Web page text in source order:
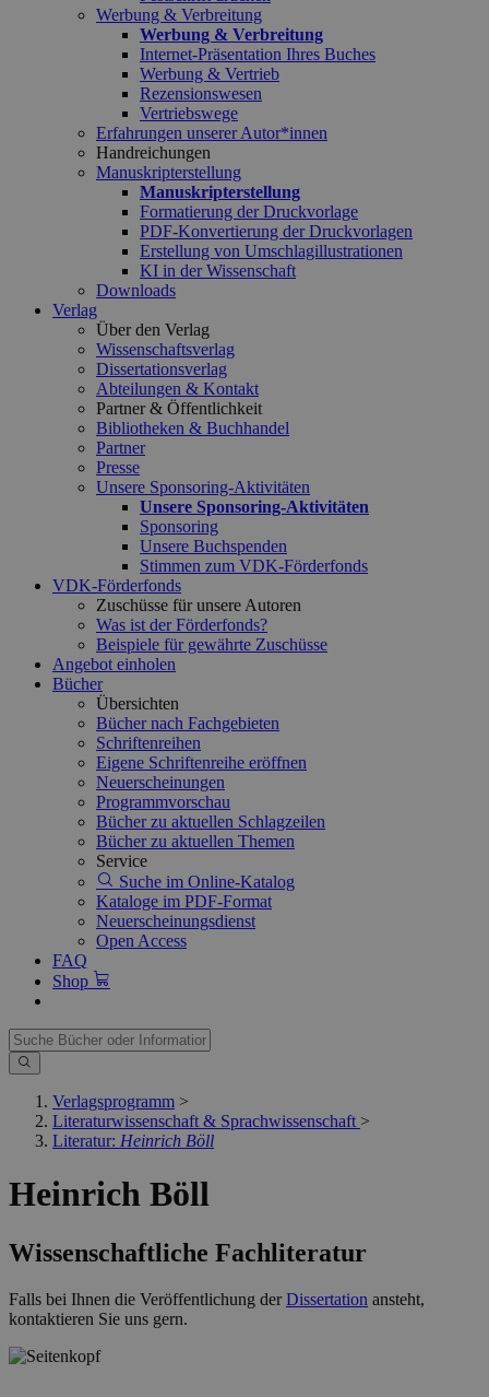
Werbung & Verbreitung
Werbung & Verbreitung
Internet-Präsentation Ihres Buches
Werbung & Vertrieb
Rezensionswesen
Vertriebswege
Erfahrungen unserer Autor*innen
Handreichungen
Manuskripterstellung
Manuskripterstellung
Formatierung der Druckvorlage
PDF-Konvertierung der Druckvorlagen
Erstellung von Umschlagillustrationen
KI in der Wissenschaft
Downloads
Verlag
Über den Verlag
Wissenschaftsverlag
Dissertationsverlag
Abteilungen & Kontakt
Partner & Öffentlichkeit
Bibliotheken & Buchhandel
Partner
Presse
Unsere Sponsoring-Aktivitäten
Unsere Sponsoring-Aktivitäten
Sponsoring
Unsere Buchspenden
Stimmen zum VDK-Förderfonds
VDK-Förderfonds
Zuschüsse für unsere Autoren
Was ist der Förderfonds?
Beispiele für gewährte Zuschüsse
Angebot einholen
Bücher
Übersichten
Bücher nach Fachgebieten
Schriftenreihen
Eigene Schriftenreihe eröffnen
Neuerscheinungen
Programmvorschau
Bücher zu aktuellen Schlagzeilen
Bücher zu aktuellen Themen
Service
Suche im Online-Katalog
Kataloge im PDF-Format
Neuerscheinungsdienst
Open Access
FAQ
Shop
Verlagsprogramm >
Literaturwissenschaft & Sprachwissenschaft >
Literatur: Heinrich Böll
Heinrich Böll
Wissenschaftliche Fachliteratur
Falls bei Ihnen die Veröffentlichung derDissertation ansteht,
kontaktieren Sie uns gern.